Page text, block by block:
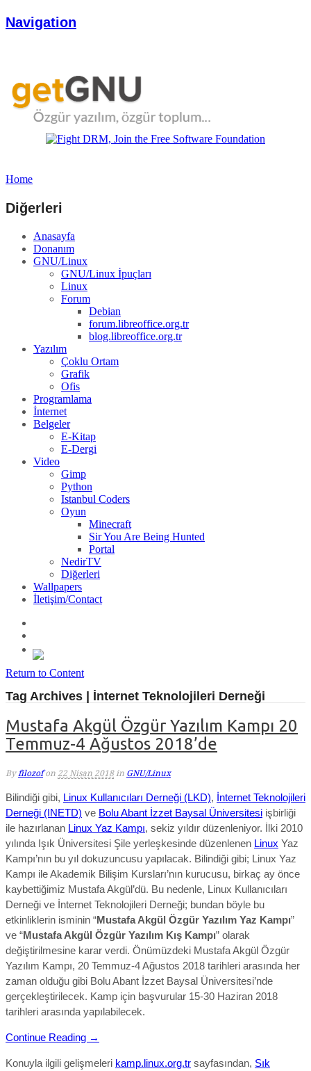
Navigation
Home
Diğerleri
Anasayfa
Donanım
GNU/Linux
GNU/Linux İpuçları
Linux
Forum
Debian
forum.libreoffice.org.tr
blog.libreoffice.org.tr
Yazılım
Çoklu Ortam
Grafik
Ofis
Programlama
İnternet
Belgeler
E-Kitap
E-Dergi
Video
Gimp
Python
Istanbul Coders
Oyun
Minecraft
Sir You Are Being Hunted
Portal
NedirTV
Diğerleri
Wallpapers
İletişim/Contact
Return to Content
Tag Archives | İnternet Teknolojileri Derneği
Mustafa Akgül Özgür Yazılım Kampı 20
Temmuz-4 Ağustos 2018’de
By filozof on 22 Nisan 2018 in GNU/Linux
Bilindiği gibi, Linux Kullanıcıları Derneği (LKD), İnternet Teknolojileri
Derneği (INETD) ve Bolu Abant İzzet Baysal Üniversitesi işbirliği
ile hazırlanan Linux Yaz Kampı, sekiz yıldır düzenleniyor. İlki 2010
yılında Işık Üniversitesi Şile yerleşkesinde düzenlenen Linux Yaz
Kampı’nın bu yıl dokuzuncusu yapılacak. Bilindiği gibi; Linux Yaz
Kampı ile Akademik Bilişim Kursları’nın kurucusu, birkaç ay önce
kaybettiğimiz Mustafa Akgül’dü. Bu nedenle, Linux Kullanıcıları
Derneği ve İnternet Teknolojileri Derneği; bundan böyle bu
etkinliklerin isminin “Mustafa Akgül Özgür Yazılım Yaz Kampı”
ve “Mustafa Akgül Özgür Yazılım Kış Kampı” olarak
değiştirilmesine karar verdi. Önümüzdeki Mustafa Akgül Özgür
Yazılım Kampı, 20 Temmuz-4 Ağustos 2018 tarihleri arasında her
zaman olduğu gibi Bolu Abant İzzet Baysal Üniversitesi’nde
gerçekleştirilecek. Kamp için başvurular 15-30 Haziran 2018
tarihleri arasında yapılabilecek.
Continue Reading →
Konuyla ilgili gelişmeleri kamp.linux.org.tr sayfasından, Sık